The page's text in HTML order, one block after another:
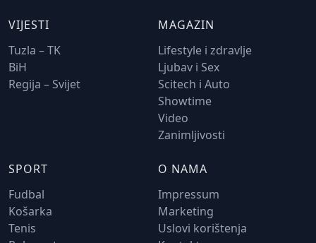
VIJESTI
Tuzla – TK
BiH
Regija – Svijet
MAGAZIN
Lifestyle i zdravlje
Ljubav i Sex
Scitech i Auto
Showtime
Video
Zanimljivosti
SPORT
Fudbal
Košarka
Tenis
O NAMA
Impressum
Marketing
Uslovi korištenja